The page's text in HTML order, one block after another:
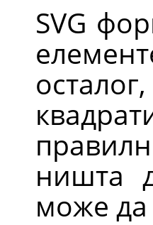
SVG
ништа
може да